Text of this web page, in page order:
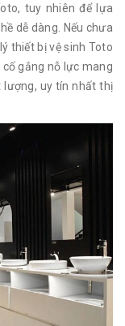
tuy nhiên để lựa
dễ dàng. Nếu chưa
thiết bị vệ sinh Toto
gắng nỗ lực mang
lượng, uy tín nhất thị